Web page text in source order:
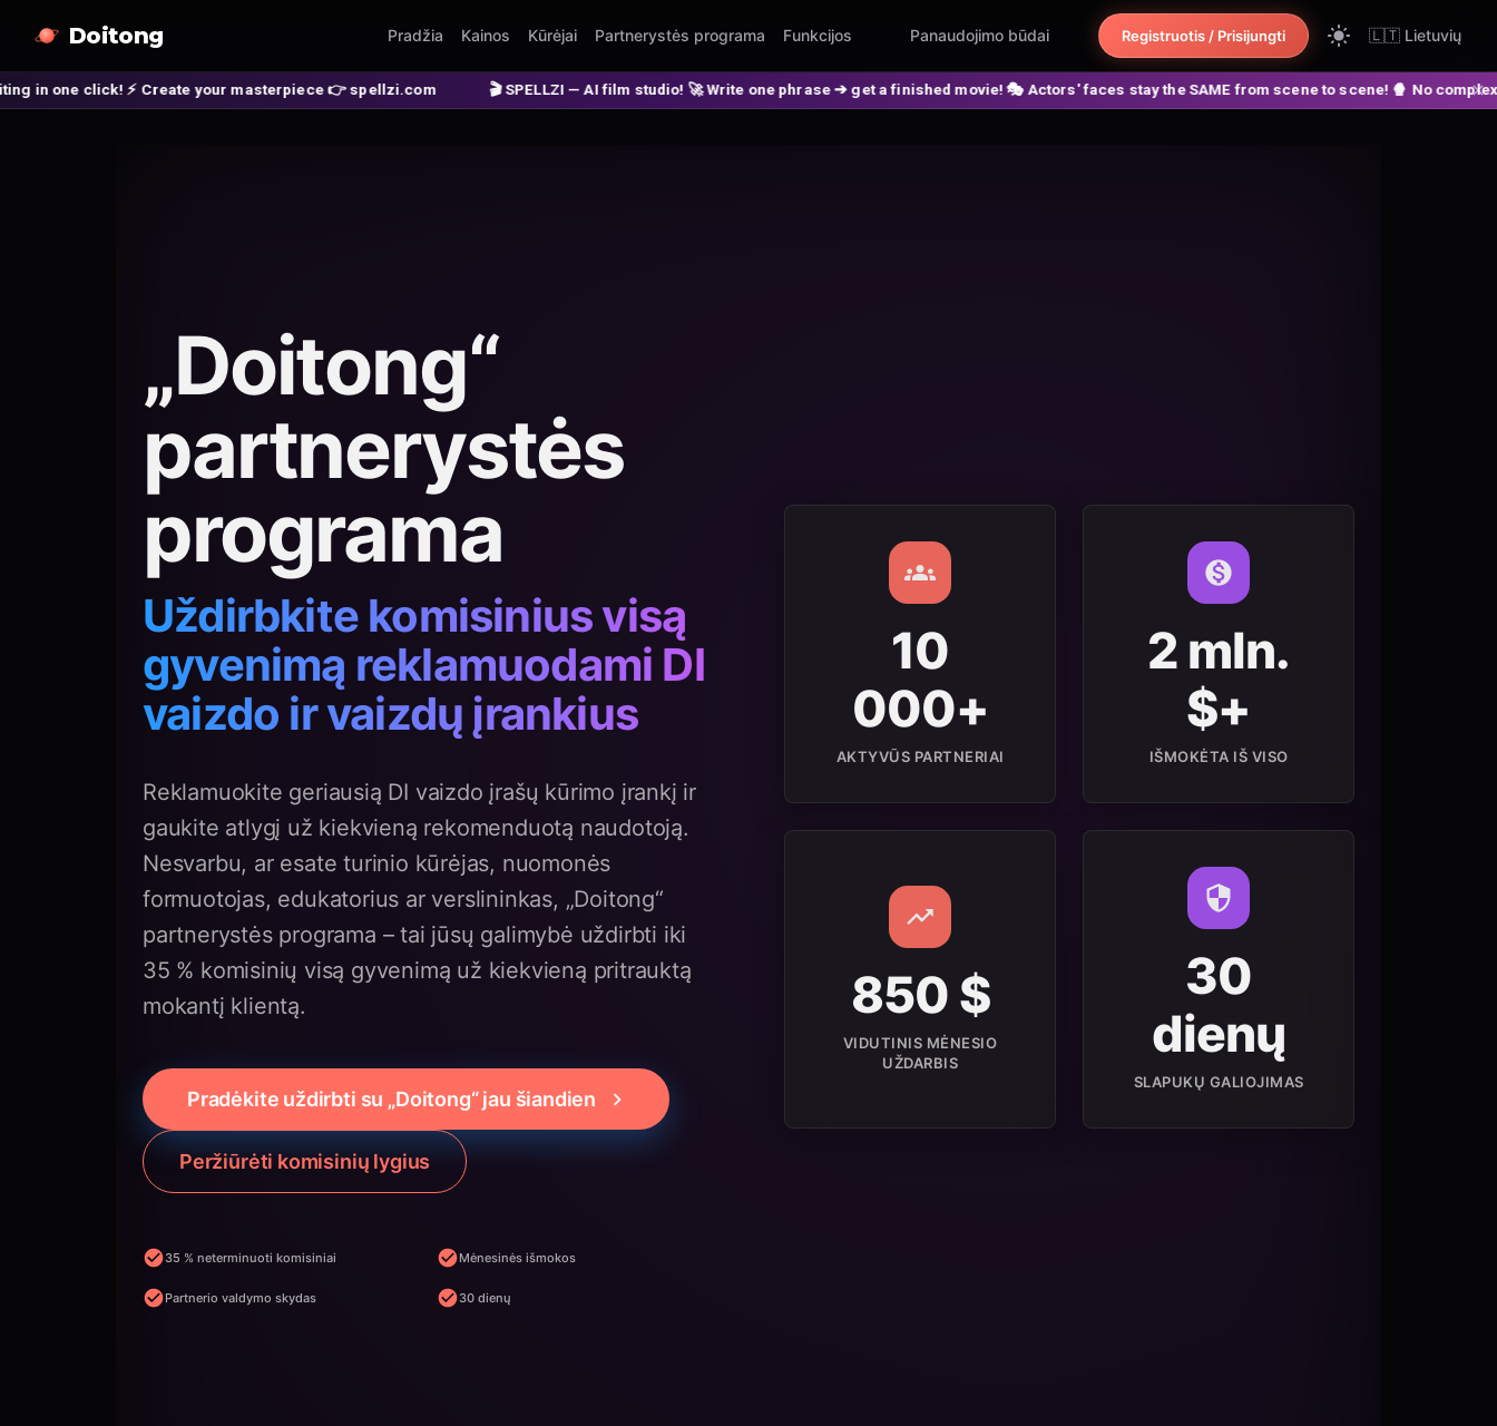
Doitong Pradžia Kainos Kūrėjai Partnerystės programa Funkcijos Panaudojimo būdai Registruotis / Prisijungti 🇱🇹 Lietuvių
your masterpiece 👉 spellzi.com 🎬 SPELLZI — AI film studio! 🚀 Write one phrase ➔ get a finished movie! 🎭 Actors' faces stay the SAME from scene to scene! 🍿 No complex nodes or APIs!
„Doitong“
partnerystės
programa
Uždirbkite komisinius visą
gyvenimą reklamuodami DI
vaizdo ir vaizdų įrankius
Reklamuokite geriausią DI vaizdo įrašų kūrimo įrankį ir
gaukite atlygį už kiekvieną rekomenduotą naudotoją.
Nesvarbu, ar esate turinio kūrėjas, nuomonės
formuotojas, edukatorius ar verslininkas, „Doitong“
partnerystės programa – tai jūsų galimybė uždirbti iki
35 % komisinių visą gyvenimą už kiekvieną pritrauktą
mokantį klientą.
Pradėkite uždirbti su „Doitong“ jau šiandien
Peržiūrėti komisinių lygius
35 % neterminuoti komisiniai Mėnesinės išmokos
Partnerio valdymo skydas 30 dienų
10
000+
AKTYVŪS PARTNERIAI
2 mln.
$+
IŠMOKĖTA IŠ VISO
850 $
VIDUTINIS MĖNESIO
UŽDARBIS
30
dienų
SLAPUKŲ GALIOJIMAS